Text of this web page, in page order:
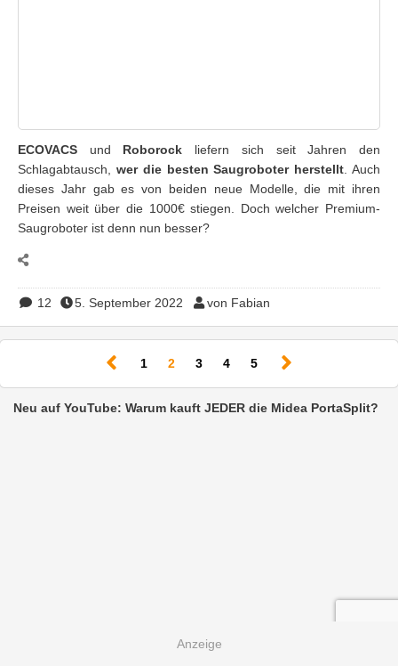
ECOVACS und Roborock liefern sich seit Jahren den
Schlagabtausch, wer die besten Saugroboter herstellt . Auch
dieses Jahr gab es von beiden neue Modelle, die mit ihren
Preisen weit über die 1000€ stiegen. Doch welcher Premium-
Saugroboter ist denn nun besser?
12 5. September 2022 von Fabian
1 2 (current)
3 4 5
Neu auf YouTube: Warum kauft JEDER die Midea PortaSplit?